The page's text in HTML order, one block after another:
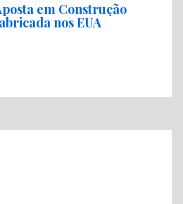
em Construção
nos EUA